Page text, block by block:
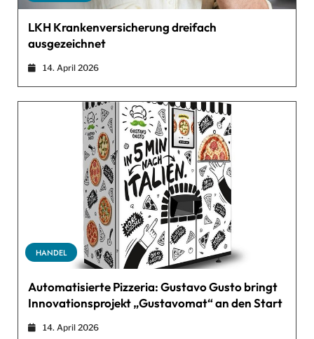
LKH Krankenversicherung dreifach
ausgezeichnet
14. April 2026
HANDEL
Automatisierte Pizzeria: Gustavo Gusto bringt
Innovationsprojekt „Gustavomat“ an den Start
14. April 2026